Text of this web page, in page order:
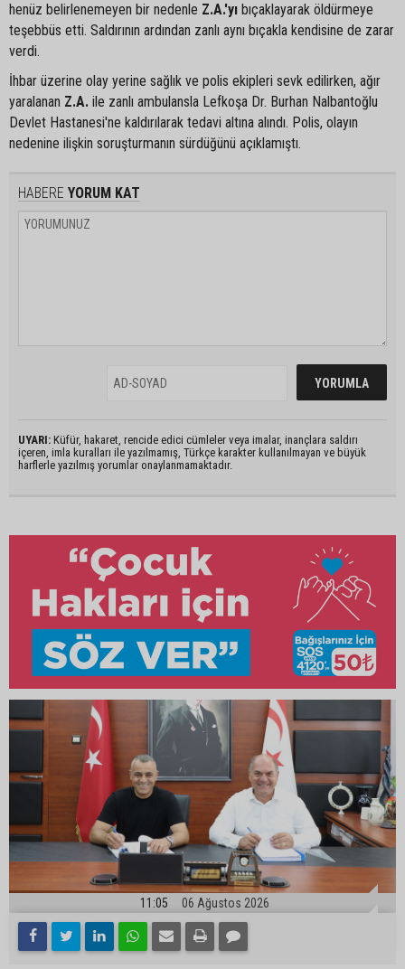
henüz belirlenemeyen bir nedenle Z.A.'yı bıçaklayarak öldürmeye
teşebbüs etti. Saldırının ardından zanlı aynı bıçakla kendisine de zarar
verdi.
İhbar üzerine olay yerine sağlık ve polis ekipleri sevk edilirken, ağır
yaralanan Z.A. ile zanlı ambulansla Lefkoşa Dr. Burhan Nalbantoğlu
Devlet Hastanesi'ne kaldırılarak tedavi altına alındı. Polis, olayın
nedenine ilişkin soruşturmanın sürdüğünü açıklamıştı.
HABERE YORUM KAT
UYARI: Küfür, hakaret, rencide edici cümleler veya imalar, inançlara saldırı
içeren, imla kuralları ile yazılmamış, Türkçe karakter kullanılmayan ve büyük
harflerle yazılmış yorumlar onaylanmamaktadır.
11:05 06 Ağustos 2026